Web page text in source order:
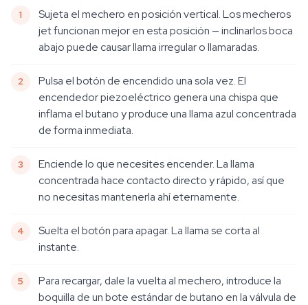
Sujeta el mechero en posición vertical. Los mecheros
jet funcionan mejor en esta posición — inclinarlos boca
abajo puede causar llama irregular o llamaradas.
Pulsa el botón de encendido una sola vez. El
encendedor piezoeléctrico genera una chispa que
inflama el butano y produce una llama azul concentrada
de forma inmediata.
Enciende lo que necesites encender. La llama
concentrada hace contacto directo y rápido, así que
no necesitas mantenerla ahí eternamente.
Suelta el botón para apagar. La llama se corta al
instante.
Para recargar, dale la vuelta al mechero, introduce la
boquilla de un bote estándar de butano en la válvula de